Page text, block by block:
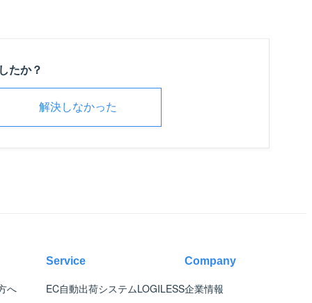
たか？
解決しなかった
へ
Service
EC自動出荷システムLOGILESS
Company
企業情報